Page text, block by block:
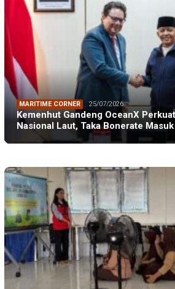
MARITIME CORNER 25/07/2026
Kemenhut Gandeng OceanX
Nasional Laut, Taka Bonerate Masuk